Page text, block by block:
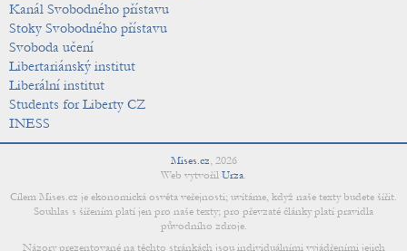
Kanál Svobodného přístavu
Stoky Svobodného přístavu
Svoboda učení
Libertariánský institut
Liberální institut
Students for Liberty CZ
INESS
Mises.cz, 2026
Web vytvořil Urza.
Cílem Mises.cz je ekonomická osvěta veřejnosti; uvítáme, když naše texty budete šířit.
Souhlas s šířením platí jen pro naše texty; pro převzaté články platí pravidla
původního zdroje.
Názory prezentované na těchto stránkách jsou individuálními vyjádřeními jejich